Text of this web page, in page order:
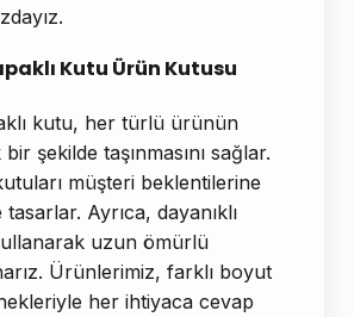
Kutu Ürün Kutusu
kutu, her türlü ürünün
şekilde taşınmasını sağlar.
müşteri beklentilerine
Ayrıca, dayanıklı
uzun ömürlü
Ürünlerimiz, farklı boyut
her ihtiyaca cevap